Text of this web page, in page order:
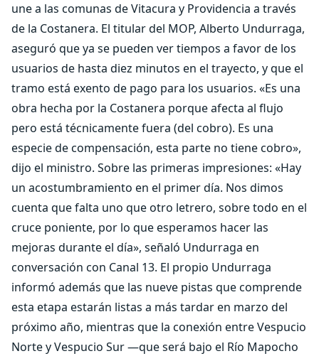
une a las comunas de Vitacura y Providencia a través
de la Costanera. El titular del MOP, Alberto Undurraga,
aseguró que ya se pueden ver tiempos a favor de los
usuarios de hasta diez minutos en el trayecto, y que el
tramo está exento de pago para los usuarios. «Es una
obra hecha por la Costanera porque afecta al flujo
pero está técnicamente fuera (del cobro). Es una
especie de compensación, esta parte no tiene cobro»,
dijo el ministro. Sobre las primeras impresiones: «Hay
un acostumbramiento en el primer día. Nos dimos
cuenta que falta uno que otro letrero, sobre todo en el
cruce poniente, por lo que esperamos hacer las
mejoras durante el día», señaló Undurraga en
conversación con Canal 13. El propio Undurraga
informó además que las nueve pistas que comprende
esta etapa estarán listas a más tardar en marzo del
próximo año, mientras que la conexión entre Vespucio
Norte y Vespucio Sur —que será bajo el Río Mapocho